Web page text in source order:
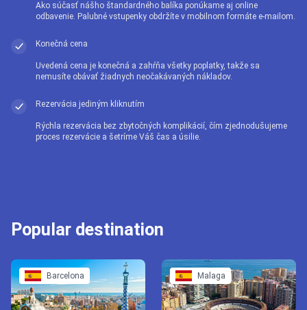
Ako súčasť nášho štandardného balíka ponúkame aj online
odbavenie. Palubné vstupenky obdržíte v mobilnom formáte e-mailom.
Konečná cena
Uvedená cena je konečná a zahŕňa všetky poplatky, takže sa
nemusíte obávať žiadnych neočakávaných nákladov.
Rezervácia jediným kliknutím
Rýchla rezervácia bez zbytočných komplikácií, čím zjednodušujeme
proces rezervácie a šetríme Váš čas a úsilie.
Popular destination
Barcelona Malaga